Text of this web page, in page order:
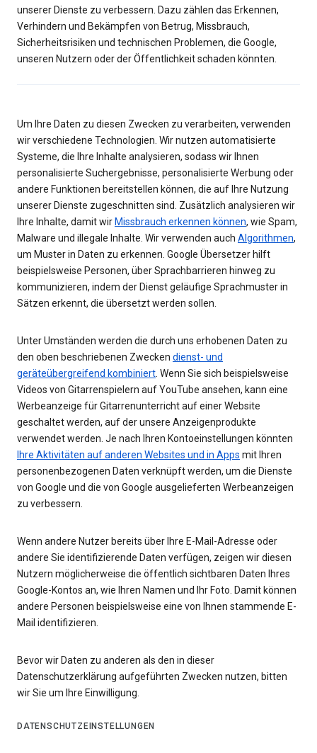
unserer Dienste zu verbessern. Dazu zählen das Erkennen,
Verhindern und Bekämpfen von Betrug, Missbrauch,
Sicherheitsrisiken und technischen Problemen, die Google,
unseren Nutzern oder der Öffentlichkeit schaden könnten.
Um Ihre Daten zu diesen Zwecken zu verarbeiten, verwenden
wir verschiedene Technologien. Wir nutzen automatisierte
Systeme, die Ihre Inhalte analysieren, sodass wir Ihnen
personalisierte Suchergebnisse, personalisierte Werbung oder
andere Funktionen bereitstellen können, die auf Ihre Nutzung
unserer Dienste zugeschnitten sind. Zusätzlich analysieren wir
Ihre Inhalte, damit wir Missbrauch erkennen können, wie Spam,
Malware und illegale Inhalte. Wir verwenden auch Algorithmen,
um Muster in Daten zu erkennen. Google Übersetzer hilft
beispielsweise Personen, über Sprachbarrieren hinweg zu
kommunizieren, indem der Dienst geläufige Sprachmuster in
Sätzen erkennt, die übersetzt werden sollen.
Unter Umständen werden die durch uns erhobenen Daten zu
den oben beschriebenen Zwecken dienst- und
geräteübergreifend kombiniert . Wenn Sie sich beispielsweise
Videos von Gitarrenspielern auf YouTube ansehen, kann eine
Werbeanzeige für Gitarrenunterricht auf einer Website
geschaltet werden, auf der unsere Anzeigenprodukte
verwendet werden. Je nach Ihren Kontoeinstellungen könnten
Ihre Aktivitäten auf anderen Websites und in Apps mit Ihren
personenbezogenen Daten verknüpft werden, um die Dienste
von Google und die von Google ausgelieferten Werbeanzeigen
zu verbessern.
Wenn andere Nutzer bereits über Ihre E-Mail-Adresse oder
andere Sie identifizierende Daten verfügen, zeigen wir diesen
Nutzern möglicherweise die öffentlich sichtbaren Daten Ihres
Google-Kontos an, wie Ihren Namen und Ihr Foto. Damit können
andere Personen beispielsweise eine von Ihnen stammende E-
Mail identifizieren.
Bevor wir Daten zu anderen als den in dieser
Datenschutzerklärung aufgeführten Zwecken nutzen, bitten
wir Sie um Ihre Einwilligung.
DATENSCHUTZEINSTELLUNGEN